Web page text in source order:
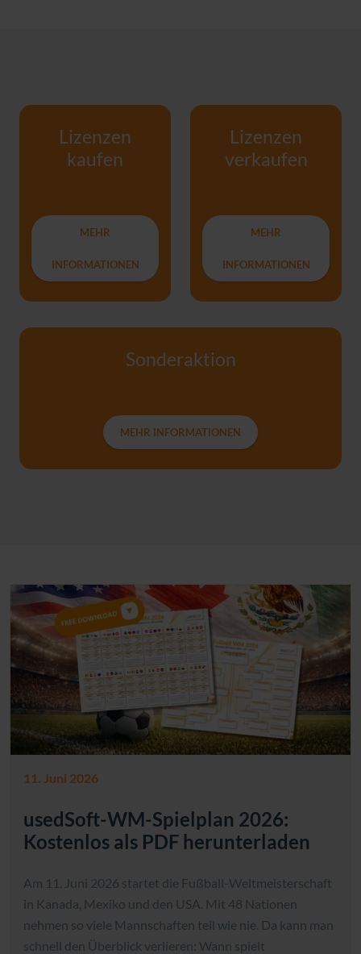
Lizenzen
kaufen
MEHR
INFORMATIONEN
Lizenzen
verkaufen
MEHR
INFORMATIONEN
Sonderaktion
MEHR INFORMATIONEN
11. Juni 2026
usedSoft-WM-Spielplan 2026:
Kostenlos als PDF herunterladen
Am 11. Juni 2026 startet die Fußball-Weltmeisterschaft
in Kanada, Mexiko und den USA. Mit 48 Nationen
nehmen so viele Mannschaften teil wie nie. Da kann man
schnell den Überblick verlieren: Wann spielt